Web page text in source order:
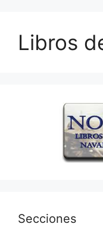
Libros
Secciones